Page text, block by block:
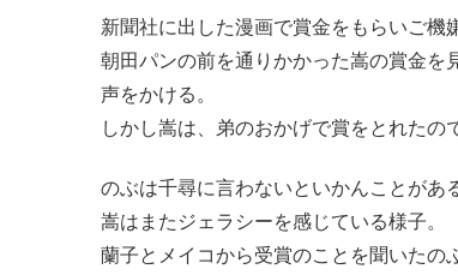
新聞社に出した漫画で賞金をもらいご機
朝田パンの前を通りかかった嵩の賞金を
声をかける。
しかし嵩は、弟のおかげで賞をとれたの
のぶは千尋に言わないといかんことがあ
嵩はまたジェラシーを感じている様子。
蘭子とメイコから受賞のことを聞いたの